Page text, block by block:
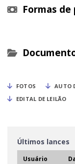
Formas
FOTOS AUTO
EDITAL DE LEILÃO
Últimos lances
Usuário